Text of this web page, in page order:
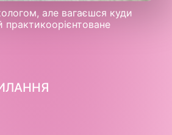
але вагаєшся куди
практикоорієнтоване